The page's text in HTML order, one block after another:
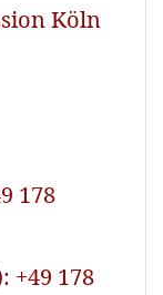
Köln
178
+49 178